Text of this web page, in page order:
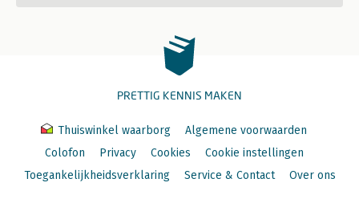
PRETTIG KENNIS MAKEN
Thuiswinkel waarborg
Algemene voorwaarden
Colofon
Privacy Cookies
Cookie instellingen
Toegankelijkheidsverklaring
Service & Contact Over ons